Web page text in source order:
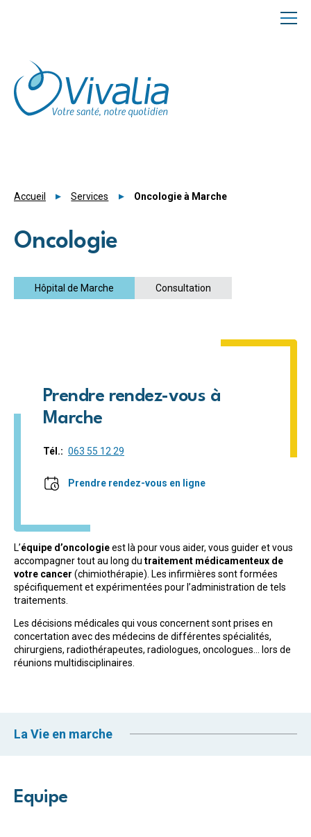
Accueil Services Oncologie à Marche
Oncologie
Hôpital de Marche Consultation
L’équipe d’oncologieest là pour vous aider, vous guider et vous
accompagner tout au long du traitement médicamenteux de
votre cancer (chimiothérapie). Les infirmières sont formées
spécifiquement et expérimentées pour l’administration de tels
traitements.
Les décisions médicales qui vous concernent sont prises en
concertation avec des médecins de différentes spécialités,
chirurgiens, radiothérapeutes, radiologues, oncologues… lors de
réunions multidisciplinaires.
Prendre rendez-vous à
Marche
Tél. 063 55 12 29
Prendre rendez-vous en ligne
La Vie en marche
Equipe